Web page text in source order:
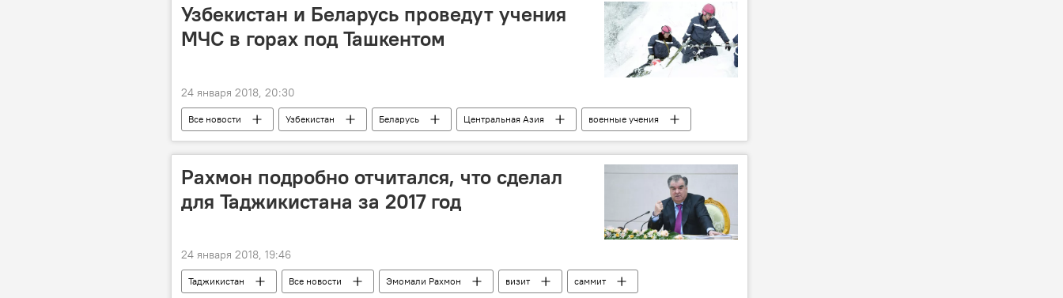
Узбекистан и Беларусь проведут учения
МЧС в горах под Ташкентом
24 января 2018, 20:30
Все новости Узбекистан Беларусь Центральная Азия военные учения
Рахмон подробно отчитался, что сделал
для Таджикистана за 2017 год
24 января 2018, 19:46
Таджикистан Все новости Эмомали Рахмон визит
саммит